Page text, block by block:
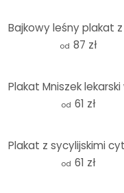
od 87 zł
od 61 zł
od 61 zł